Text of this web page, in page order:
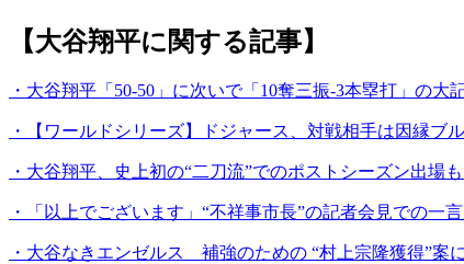
【大谷翔平に関する記事】
・大谷翔平「50-50」に次いで「10奪三振-3本塁打」の
・【ワールドシリーズ】ドジャース、対戦相手は因縁ブ
・大谷翔平、史上初の“二刀流”でのポストシーズン出
・「以上でございます」“不祥事市長”の記者会見での
・大谷なきエンゼルス 補強のための “村上宗隆獲得”